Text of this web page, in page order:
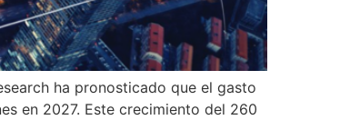
ha pronosticado que el gasto
en 2027. Este crecimiento del 260